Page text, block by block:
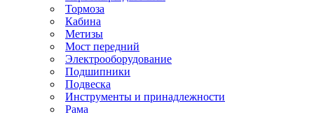
Тормоза
Кабина
Метизы
Мост передний
Электрооборудование
Подшипники
Подвеска
Инструменты и принадлежности
Рама